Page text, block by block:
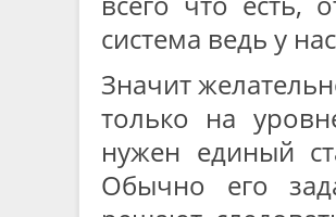
система ведь у
Значит
только на
нужен единый
Обычно его